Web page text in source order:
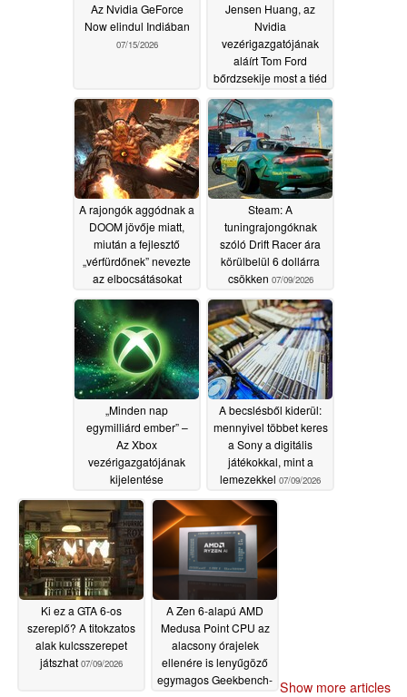
Az Nvidia GeForce
Now elindul Indiában
07/15/2026
Jensen Huang, az
Nvidia
vezérigazgatójának
aláírt Tom Ford
bőrdzsekije most a tiéd
5090 grafikus kártya
áráért07/11/2026
A rajongók aggódnak a
DOOM jövője miatt,
miután a fejlesztő
„vérfürdőnek” nevezte
az elbocsátásokat
07/10/2026
Steam: A
tuningrajongóknak
szóló Drift Racer ára
körülbelül 6 dollárra
csökken 07/09/2026
„Minden nap
egymilliárd ember” –
Az Xbox
vezérigazgatójának
kijelentése
rajongókat 07/09/2026
A becslésből kiderül:
mennyivel többet keres
a Sony a digitális
játékokkal, mint a
lemezekkel 07/09/2026
Ki ez a GTA 6-os
szereplő? A titokzatos
alak kulcsszerepet
játszhat 07/09/2026
A Zen 6-alapú AMD
Medusa Point CPU az
alacsony órajelek
ellenére is lenyűgöző
egymagos Geekbench- Show more articles